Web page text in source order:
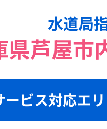
水道局
県芦屋市
ービス対応エ